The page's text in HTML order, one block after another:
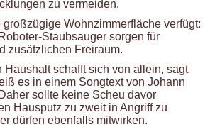
zu vermeiden.
großzügige Wohnzimmerfläche verfügt:
Staubsauger sorgen für
zusätzlichen Freiraum.
Haushalt schafft sich von allein, sagt
es in einem Songtext von Johann
sollte keine Scheu davor
Hausputz zu zweit in Angriff zu
dürfen ebenfalls mitwirken.